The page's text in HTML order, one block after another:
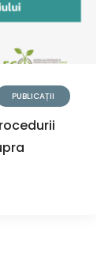
PUBLICAȚII